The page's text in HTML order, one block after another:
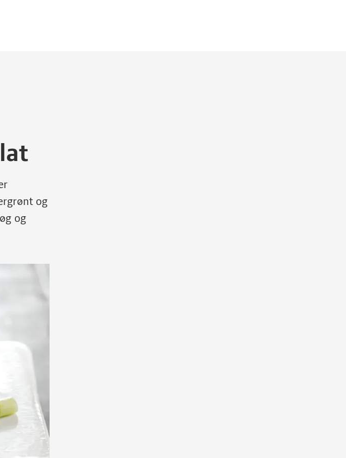
og
og